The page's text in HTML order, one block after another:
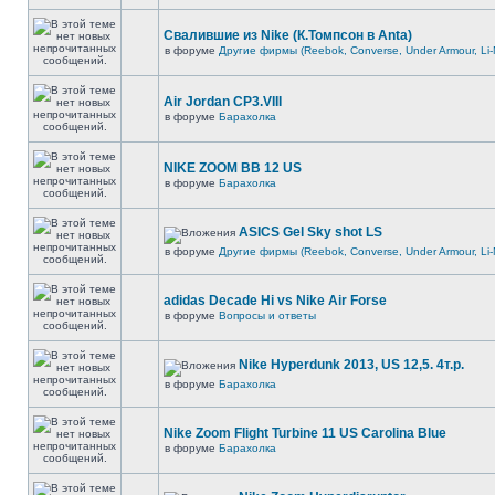
Свалившие из Nike (К.Томпсон в Anta)
в форуме Другие фирмы (Reebok, Converse, Under Armour, Li-
Air Jordan CP3.VIII
в форуме Барахолка
NIKE ZOOM BB 12 US
в форуме Барахолка
ASICS Gel Sky shot LS
в форуме Другие фирмы (Reebok, Converse, Under Armour, Li-
adidas Decade Hi vs Nike Air Forse
в форуме Вопросы и ответы
Nike Hyperdunk 2013, US 12,5. 4т.р.
в форуме Барахолка
Nike Zoom Flight Turbine 11 US Carolina Blue
в форуме Барахолка